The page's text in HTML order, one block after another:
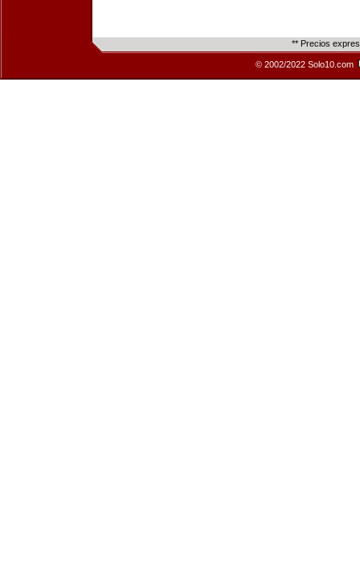
** Precios
© 2002/2022 Solo10.com